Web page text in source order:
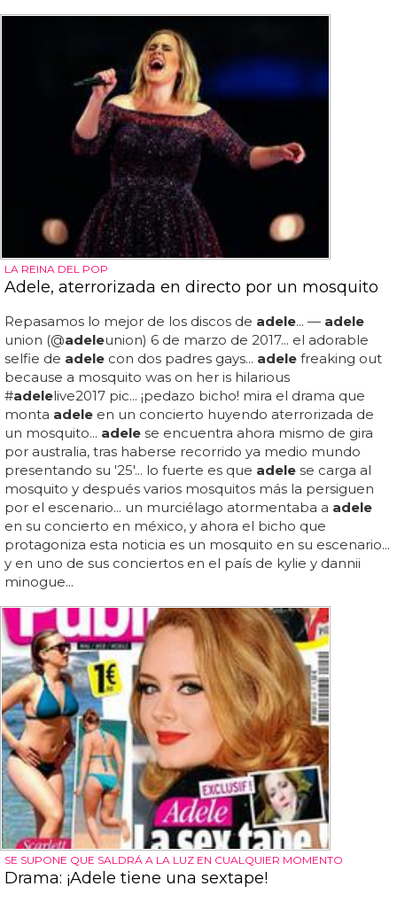
LA REINA DEL POP
Adele, aterrorizada en directo por un mosquito
Repasamos lo mejor de los discos de adele... — adele
union (@adeleunion) 6 de marzo de 2017... el adorable
selfie de adele con dos padres gays... adele freaking out
because a mosquito was on her is hilarious
#adelelive2017 pic... ¡pedazo bicho! mira el drama que
monta adele en un concierto huyendo aterrorizada de
un mosquito... adele se encuentra ahora mismo de gira
por australia, tras haberse recorrido ya medio mundo
presentando su '25'... lo fuerte es que adele se carga al
mosquito y después varios mosquitos más la persiguen
por el escenario... un murciélago atormentaba a adele
en su concierto en méxico, y ahora el bicho que
protagoniza esta noticia es un mosquito en su escenario...
y en uno de sus conciertos en el país de kylie y dannii
minogue...
SE SUPONE QUE SALDRÁ A LA LUZ EN CUALQUIER MOMENTO
Drama: ¡Adele tiene una sextape!